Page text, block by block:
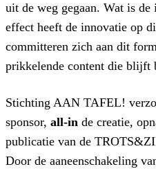
uit de weg gegaan. Wat is
effect heeft de innovatie op
committeren zich aan dit
prikkelende content die blijft
Stichting AAN TAFEL!
sponsor, all-in de creatie,
publicatie van de
Door de aaneenschakeling